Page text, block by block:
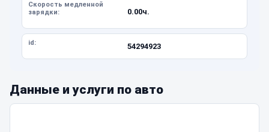
Скорость медленной
зарядки:
0.00ч.
id: 54294923
Данные и услуги по авто